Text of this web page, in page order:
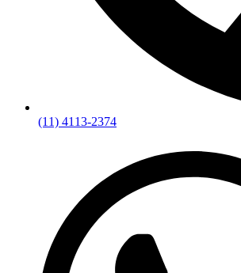
(11) 4113-2374